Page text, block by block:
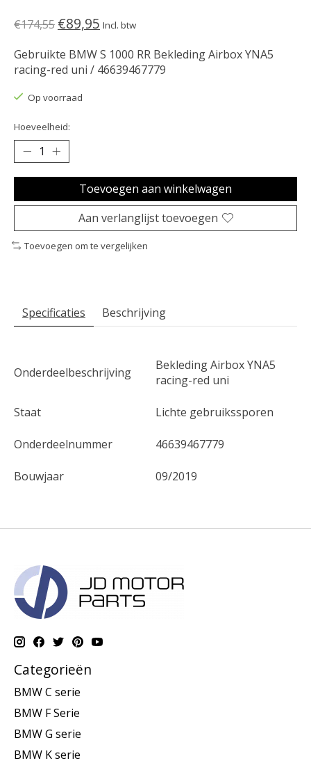
€174,55 €89,95 Incl. btw
Gebruikte BMW S 1000 RR Bekleding Airbox YNA5
racing-red uni / 46639467779
Op voorraad
Hoeveelheid:
Toevoegen aan winkelwagen
Aan verlanglijst toevoegen
Toevoegen om te vergelijken
Specificaties Beschrijving
Onderdeelbeschrijving
Bekleding Airbox YNA5
racing-red uni
Staat Lichte gebruikssporen
Onderdeelnummer 46639467779
Bouwjaar 09/2019
Categorieën
BMW C serie
BMW F Serie
BMW G serie
BMW K serie